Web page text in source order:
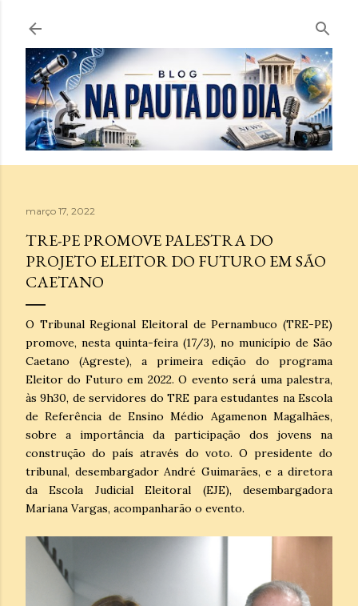
Pular para o conteúdo principal
março 17, 2022
TRE-PE PROMOVE PALESTRA DO
PROJETO ELEITOR DO FUTURO EM SÃO
CAETANO
O Tribunal Regional Eleitoral de Pernambuco (TRE-PE)
promove, nesta quinta-feira (17/3), no município de São
Caetano (Agreste), a primeira edição do programa
Eleitor do Futuro em 2022. O evento será uma palestra,
às 9h30, de servidores do TRE para estudantes na Escola
de Referência de Ensino Médio Agamenon Magalhães,
sobre a importância da participação dos jovens na
construção do país através do voto. O presidente do
tribunal, desembargador André Guimarães, e a diretora
da Escola Judicial Eleitoral (EJE), desembargadora
Mariana Vargas, acompanharão o evento.